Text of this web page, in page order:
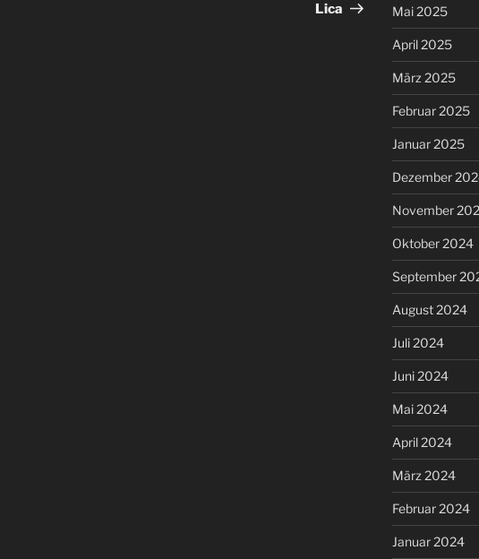
Lica
Mai 2025
April 2025
März 2025
Februar 2025
Januar 2025
Dezember
November
Oktober 2024
September
August 2024
Juli 2024
Juni 2024
Mai 2024
April 2024
März 2024
Februar 2024
Januar 2024